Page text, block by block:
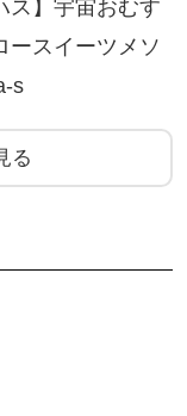
お子様連れで
ス】宇宙おむす
ースイーツメソ
s
る